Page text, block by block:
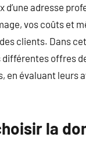
d’une adresse
vos coûts et
clients. Dans
différentes offres
en évaluant leurs
la